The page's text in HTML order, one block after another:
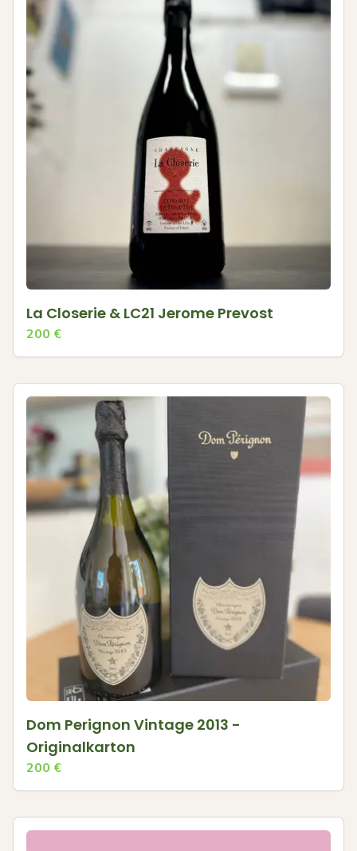
La Closerie & LC21 Jerome Prevost
200 €
Dom Perignon Vintage 2013 -
Originalkarton
200 €